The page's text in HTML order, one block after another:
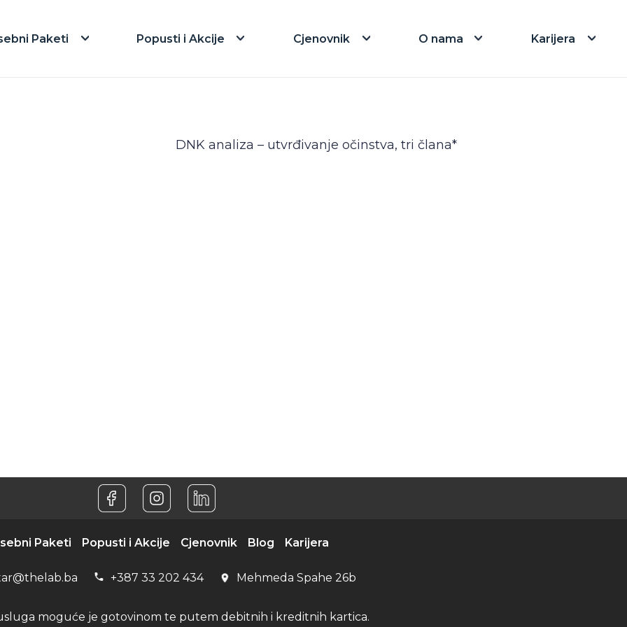
Paketi Popusti i Akcije Cjenovnik O nama Karijera
DNK analiza – utvrđivanje očinstva, tri člana*
Paketi Popusti i Akcije Cjenovnik Blog Karijera
+387 33 202 434 Mehmeda Spahe 26b
moguće je gotovinom te putem debitnih i kreditnih kartica.